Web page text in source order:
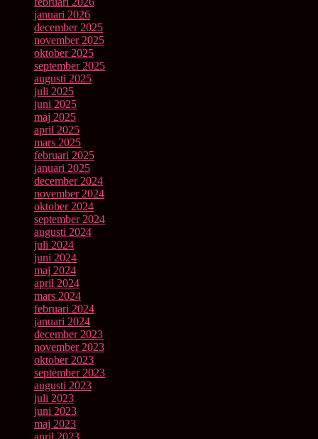
januari 2026
december 2025
november 2025
oktober 2025
september 2025
augusti 2025
juli 2025
juni 2025
maj 2025
april 2025
mars 2025
februari 2025
januari 2025
december 2024
november 2024
oktober 2024
september 2024
augusti 2024
juli 2024
juni 2024
maj 2024
april 2024
mars 2024
februari 2024
januari 2024
december 2023
november 2023
oktober 2023
september 2023
augusti 2023
juli 2023
juni 2023
maj 2023